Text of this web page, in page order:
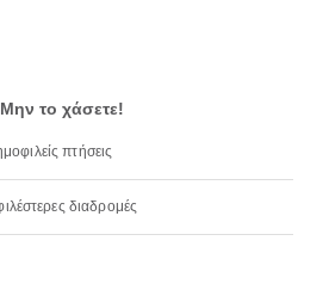
Μην το χάσετε!
πτήσεις
διαδρομές